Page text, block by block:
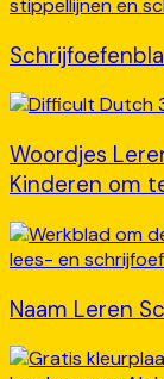
Woordjes
Kinderen om
Naam Leren